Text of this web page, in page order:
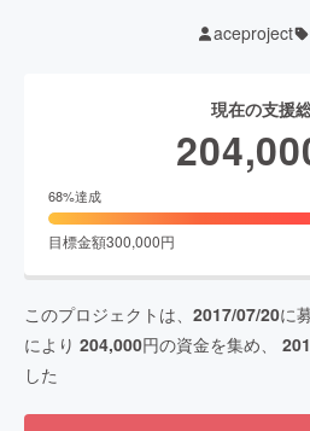
aceproject
現在の支援
68%達成
目標金額300,000円
このプロジェクトは、 2017/07/20に
により 204,000円の資金を集め、
した